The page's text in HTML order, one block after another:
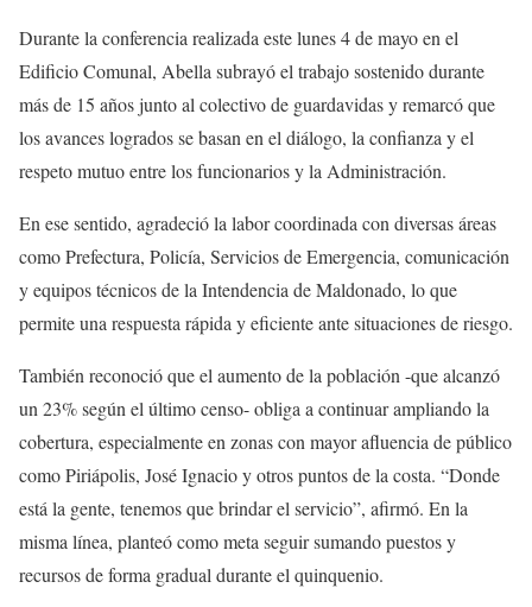
Durante la conferencia realizada este lunes 4 de mayo en el
Edificio Comunal, Abella subrayó el trabajo sostenido durante
más de 15 años junto al colectivo de guardavidas y remarcó que
los avances logrados se basan en el diálogo, la confianza y el
respeto mutuo entre los funcionarios y la Administración.
En ese sentido, agradeció la labor coordinada con diversas áreas
como Prefectura, Policía, Servicios de Emergencia, comunicación
y equipos técnicos de la Intendencia de Maldonado, lo que
permite una respuesta rápida y eficiente ante situaciones de riesgo.
También reconoció que el aumento de la población -que alcanzó
un 23% según el último censo- obliga a continuar ampliando la
cobertura, especialmente en zonas con mayor afluencia de público
como Piriápolis, José Ignacio y otros puntos de la costa. “Donde
está la gente, tenemos que brindar el servicio”, afirmó. En la
misma línea, planteó como meta seguir sumando puestos y
recursos de forma gradual durante el quinquenio.